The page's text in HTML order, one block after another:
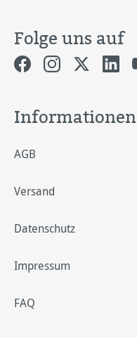
Folge uns auf
Informationen
AGB
Versand
Datenschutz
Impressum
FAQ